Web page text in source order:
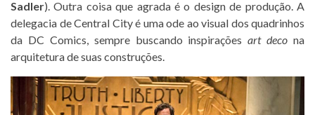
Sadler). Outra coisa que agrada é o design de produção. A
delegacia de Central City é uma ode ao visual dos quadrinhos
da DC Comics, sempre buscando inspiraçõesart deco na
arquitetura de suas construções.